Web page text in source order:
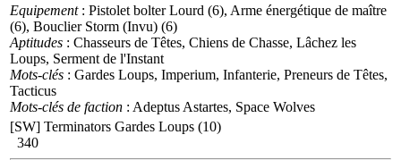
Equipement: Pistolet bolter Lourd (6), Arme énergétique de maître
(6), Bouclier Storm (Invu) (6)
Aptitudes : Chasseurs de Têtes, Chiens de Chasse, Lâchez les
Loups, Serment de l'Instant
Mots-clés : Gardes Loups, Imperium, Infanterie, Preneurs de Têtes,
Tacticus
Mots-clés de faction : Adeptus Astartes, Space Wolves
[SW] Terminators Gardes Loups (10)
340